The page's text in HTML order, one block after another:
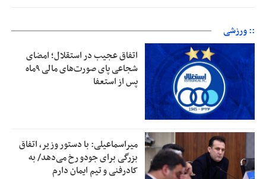
:: ورزشی
اتفاق عجیب در استقلال؛ امضای
شجاعی پای صورت‌های مالی ٩ماه
پس از استعفا
میراسماعیلی: با دستور وزیر، اتفاق
بزرگی برای جودو رخ می‌دهد/ به
کادرفنی و تیم ایمان دارم